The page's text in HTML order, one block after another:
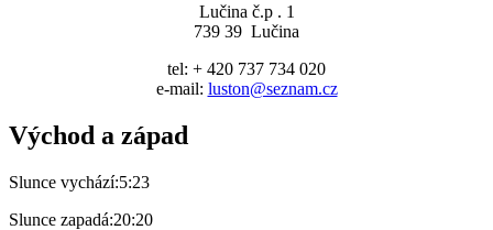
Lučina č.p . 1
739 39 Lučina
tel: + 420 737 734 020
e-mail: luston@seznam.cz
Východ a západ
Slunce vychází:5:23
Slunce zapadá:20:20